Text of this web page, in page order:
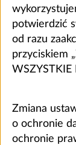
potwierdzić
od razu
przyciskiem
WSZYSTKIE
Zmiana
o ochronie
ochronie